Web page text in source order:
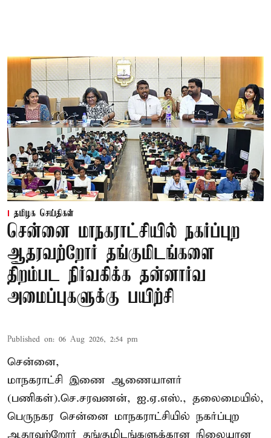
தமிழக செய்திகள்
சென்னை மாநகராட்சியில் நகர்ப்புற
ஆதரவற்றோர் தங்குமிடங்களை
திறம்பட நிர்வகிக்க தன்னார்வ
அமைப்புகளுக்கு பயிற்சி
Published on: 06 Aug 2026, 2:54 pm
சென்னை,
மாநகராட்சி இணை ஆணையாளர்
(பணிகள்).செ.சரவணன், ஐ.ஏ.எஸ்., தலைமையில்,
பெருநகர சென்னை மாநகராட்சியில் நகர்ப்புற
ஆதரவற்றோர் தங்குமிடங்களுக்கான நிலையான